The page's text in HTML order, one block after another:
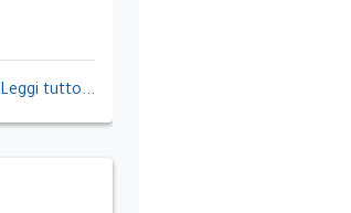
Leggi tutto...